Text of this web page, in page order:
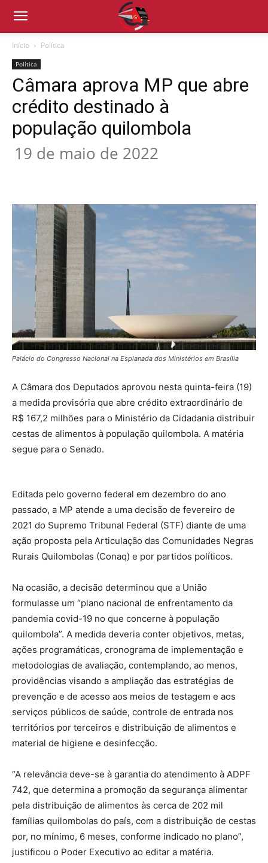
Início Política
Política
Câmara aprova MP que abre
crédito destinado à
população quilombola
19 de maio de 2022
Palácio do Congresso Nacional na Esplanada dos Ministérios em Brasília
A Câmara dos Deputados aprovou nesta quinta-feira (19)
a medida provisória que abre crédito extraordinário de
R$ 167,2 milhões para o Ministério da Cidadania distribuir
cestas de alimentos à população quilombola. A matéria
segue para o Senado.
Editada pelo governo federal em dezembro do ano
passado, a MP atende a uma decisão de fevereiro de
2021 do Supremo Tribunal Federal (STF) diante de uma
ação proposta pela Articulação das Comunidades Negras
Rurais Quilombolas (Conaq) e por partidos políticos.
Na ocasião, a decisão determinou que a União
formulasse um “plano nacional de enfrentamento da
pandemia covid-19 no que concerne à população
quilombola”. A medida deveria conter objetivos, metas,
ações programáticas, cronograma de implementação e
metodologias de avaliação, contemplando, ao menos,
providências visando a ampliação das estratégias de
prevenção e de acesso aos meios de testagem e aos
serviços públicos de saúde, controle de entrada nos
territórios por terceiros e distribuição de alimentos e
material de higiene e desinfecção.
“A relevância deve-se à garantia do atendimento à ADPF
742, que determina a promoção da segurança alimentar
pela distribuição de alimentos às cerca de 202 mil
famílias quilombolas do país, com a distribuição de cestas
por, no mínimo, 6 meses, conforme indicado no plano”,
justificou o Poder Executivo ao editar a matéria.